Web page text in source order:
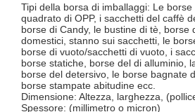
Tipi della borsa di imballaggi: Le
quadrato di OPP, i sacchetti del caffè
borse di Candy, le bustine di tè, borse
domestici, stanno sui sacchetti, le
borse di vuoto/sacchetti di vuoto, i
borse statiche, borse del di alluminio,
borse del detersivo, le borse bagnate
borse stampate abitudine ecc.
Dimensione: Altezza, larghezza,
Spessore: (millimetro o micron)